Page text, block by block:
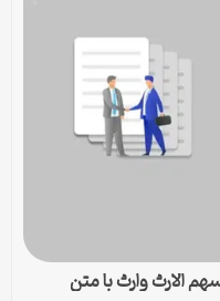
الارث وارث با متن